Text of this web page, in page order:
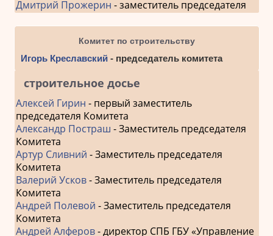
Дмитрий Прожерин - заместитель председателя
Комитет по строительству
Игорь Креславский - председатель комитета
строительное досье
Алексей Гирин - первый заместитель
председателя Комитета
Александр Постраш - Заместитель председателя
Комитета
Артур Сливний - Заместитель председателя
Комитета
Валерий Усков- Заместитель председателя
Комитета
Андрей Полевой - Заместитель председателя
Комитета
Андрей Алферов- директор СПБ ГБУ «Управление